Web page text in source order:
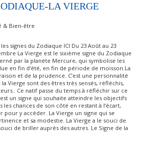
LA VIERGE
& Bien-être
signes du Zodiaque ICI Du 23 Août au 23
La Vierge est le sixième signe du Zodiaque
par la planète Mercure, qui symbolise les
en fin d’été, en fin de période de moisson.La
et de la prudence. C’est une personnalité
Vierge sont des êtres très sensés, réfléchis,
Ce natif passe du temps à réfléchir sur ce
un signe qui souhaite atteindre les objectifs
chances de son côté en restant à l’écart,
pour y accéder. La Vierge un signe qui se
et sa modestie. La Vierge a le souci de
de briller auprès des autres. Le Signe de la